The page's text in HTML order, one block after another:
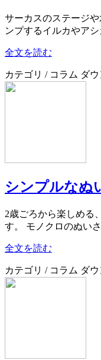
サーカスのステージ
ンプするイルカやア
全文を読む
カテゴリ / コラム ダ
シンプルなぬ
2歳ごろから楽しめる
す。 モノクロのぬい
全文を読む
カテゴリ / コラム ダ